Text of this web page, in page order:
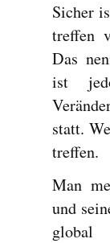
Sicher
treffen
Das
ist
statt.
treffen.
Man
und